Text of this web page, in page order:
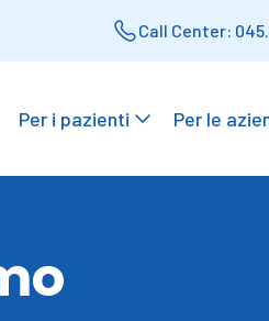
Call Center:
Per i pazienti Per le